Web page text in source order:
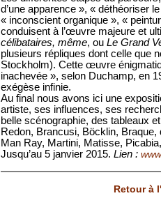
d’une apparence », « déthéoriser
« inconscient organique », «
conduisent à l’œuvre majeure et
célibataires, même, ou Le Grand
plusieurs répliques dont celle que
Stockholm). Cette œuvre
inachevée », selon Duchamp, en
exégèse infinie.
Au final nous avons ici une
artiste, ses influences, ses
belle scénographie, des tableaux
Redon, Brancusi, Böcklin,
Man Ray, Martini, Matisse,
Jusqu’au 5 janvier 2015. Lien :
Retour à